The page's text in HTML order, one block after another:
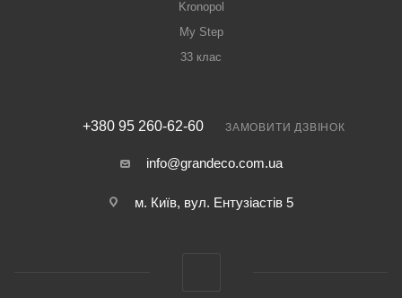
Kronopol
My Step
33 клас
+380 95 260-62-60 ЗАМОВИТИ ДЗВІНОК
info@grandeco.com.ua
м. Київ, вул. Ентузіастів 5